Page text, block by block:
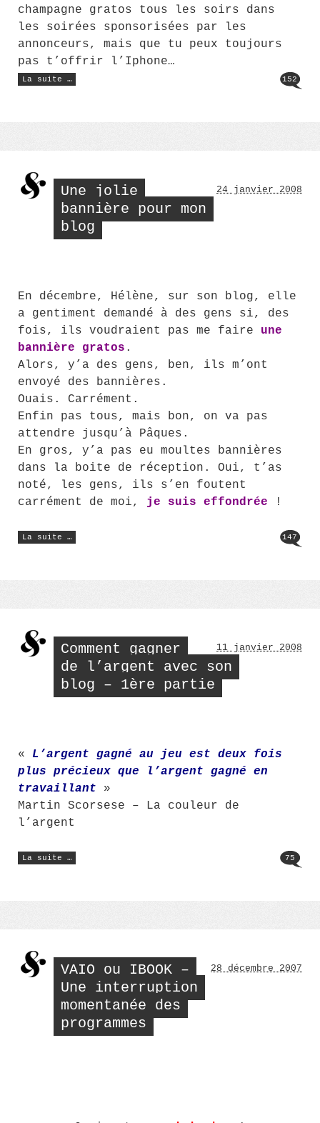
champagne gratos tous les soirs dans
les soirées sponsorisées par les
annonceurs, mais que tu peux toujours
pas t’offrir l’Iphone…
La suite …
« Comment
gagner
152
Une jolie
bannière pour mon
blog
24 janvier 2008
En décembre, Hélène, sur son blog, elle
a gentiment demandé à des gens si, des
fois, ils voudraient pas me faire une
bannière gratos .
Alors, y’a des gens, ben, ils m’ont
envoyé des bannières.
Ouais. Carrément.
Enfin pas tous, mais bon, on va pas
attendre jusqu’à Pâques.
En gros, y’a pas eu moultes bannières
dans la boite de réception. Oui, t’as
noté, les gens, ils s’en foutent
carrément de moi, je suis effondrée !
La suite …
« Une
jolie
147
Comment gagner
de l’argent avec son
blog – 1ère partie
11 janvier 2008
« L’argent gagné au jeu est deux fois
plus précieux que l’argent gagné en
travaillant »
Martin Scorsese – La couleur de
l’argent
La suite …
« Comment
gagner
75
VAIO ou IBOOK –
Une interruption
momentanée des
programmes
28 décembre 2007